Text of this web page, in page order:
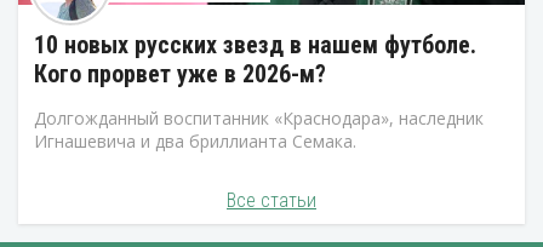
10 новых русских звезд в нашем футболе.
Кого прорвет уже в 2026-м?
Долгожданный воспитанник «Краснодара», наследник
Игнашевича и два бриллианта Семака.
Все статьи